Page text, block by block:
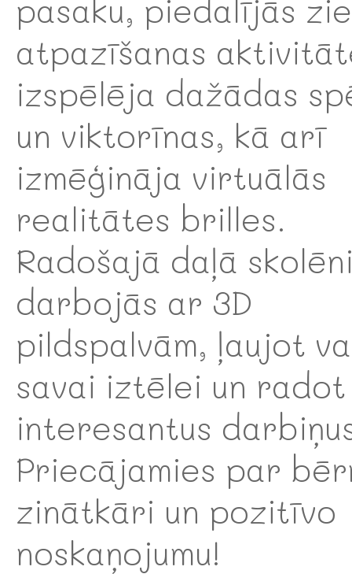
pasaku, piedalījās
atpazīšanas
izspēlēja dažādas
un viktorīnas, kā arī
izmēģināja virtuālās
realitātes brilles.
Radošajā daļā
darbojās ar 3D
pildspalvām, ļaujot
savai iztēlei un radot
interesantus
Priecājamies par
zinātkāri un pozitīvo
noskaņojumu!